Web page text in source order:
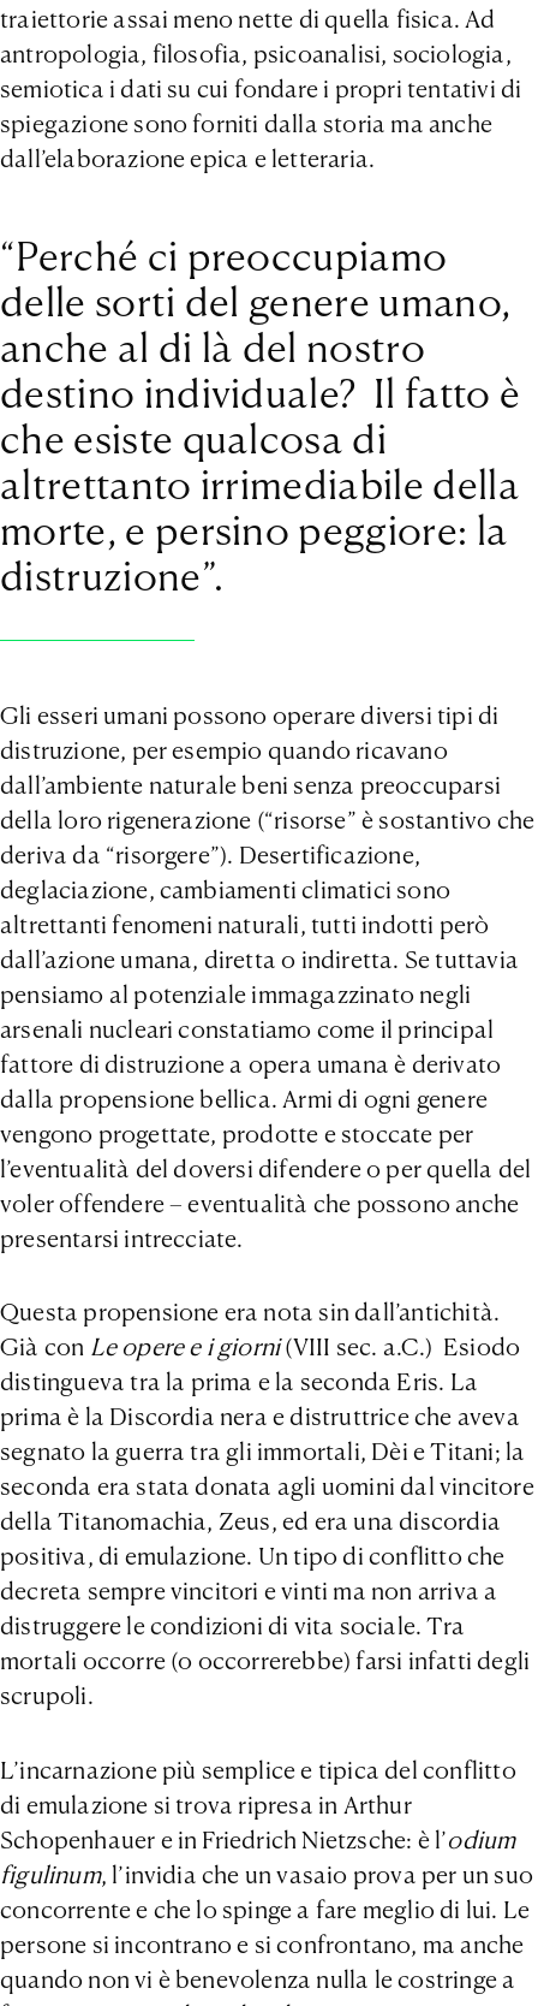
traiettorie assai meno nette di quella fisica. Ad
antropologia, filosofia, psicoanalisi, sociologia,
semiotica i dati su cui fondare i propri tentativi di
spiegazione sono forniti dalla storia ma anche
dall’elaborazione epica e letteraria.
“Perché ci preoccupiamo
delle sorti del genere umano,
anche al di là del nostro
destino individuale? Il fatto è
che esiste qualcosa di
altrettanto irrimediabile della
morte, e persino peggiore: la
distruzione”.
Gli esseri umani possono operare diversi tipi di
distruzione, per esempio quando ricavano
dall’ambiente naturale beni senza preoccuparsi
della loro rigenerazione (“risorse” è sostantivo che
deriva da “risorgere”). Desertificazione,
deglaciazione, cambiamenti climatici sono
altrettanti fenomeni naturali, tutti indotti però
dall’azione umana, diretta o indiretta. Se tuttavia
pensiamo al potenziale immagazzinato negli
arsenali nucleari constatiamo come il principal
fattore di distruzione a opera umana è derivato
dalla propensione bellica. Armi di ogni genere
vengono progettate, prodotte e stoccate per
l’eventualità del doversi difendere o per quella del
voler offendere – eventualità che possono anche
presentarsi intrecciate.
Questa propensione era nota sin dall’antichità.
Già con Le opere e i giorni(VIII sec. a.C.) Esiodo
distingueva tra la prima e la seconda Eris. La
prima è la Discordia nera e distruttrice che aveva
segnato la guerra tra gli immortali, Dèi e Titani; la
seconda era stata donata agli uomini dal vincitore
della Titanomachia, Zeus, ed era una discordia
positiva, di emulazione. Un tipo di conflitto che
decreta sempre vincitori e vinti ma non arriva a
distruggere le condizioni di vita sociale. Tra
mortali occorre (o occorrerebbe) farsi infatti degli
scrupoli.
L’incarnazione più semplice e tipica del conflitto
di emulazione si trova ripresa in Arthur
Schopenhauer e in Friedrich Nietzsche: è l’odium
figulinum, l’invidia che un vasaio prova per un suo
concorrente e che lo spinge a fare meglio di lui. Le
persone si incontrano e si confrontano, ma anche
quando non vi è benevolenza nulla le costringe a